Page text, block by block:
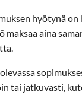
hyötynä on
maksaa aina
tai jatkuvasti,